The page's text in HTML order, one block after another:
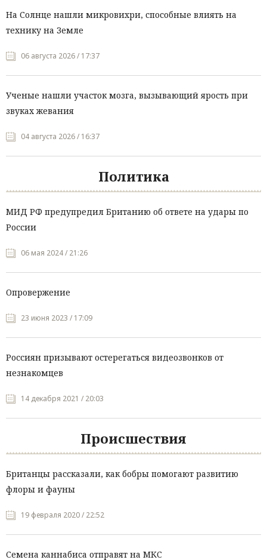
На Солнце нашли микровихри, способные влиять на
технику на Земле
06 августа 2026 / 17:37
Ученые нашли участок мозга, вызывающий ярость при
звуках жевания
04 августа 2026 / 16:37
Политика
МИД РФ предупредил Британию об ответе на удары по
России
06 мая 2024 / 21:26
Опровержение
23 июня 2023 / 17:09
Россиян призывают остерегаться видеозвонков от
незнакомцев
14 декабря 2021 / 20:03
Происшествия
Британцы рассказали, как бобры помогают развитию
флоры и фауны
19 февраля 2020 / 22:52
Семена каннабиса отправят на МКС